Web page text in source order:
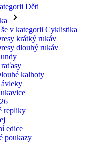
dlouhý rukáv
Bundy
kalhoty
repliky
edice
poukazy
podmínky
o zpracovávání osobních údajů
podmínky